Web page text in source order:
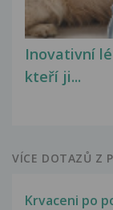
Inovativní
kteří ji...
VÍCE DOTAZŮ Z
Krvaceni po